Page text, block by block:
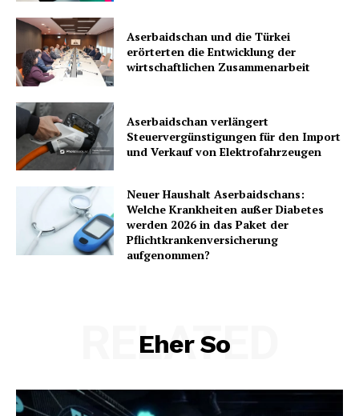
Aserbaidschan und die Türkei
erörterten die Entwicklung der
wirtschaftlichen Zusammenarbeit
Aserbaidschan verlängert
Steuervergünstigungen für den Import
und Verkauf von Elektrofahrzeugen
Neuer Haushalt Aserbaidschans:
Welche Krankheiten außer Diabetes
werden 2026 in das Paket der
Pflichtkrankenversicherung
aufgenommen?
Eher So
RELATED